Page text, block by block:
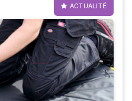
ACTUALITÉ